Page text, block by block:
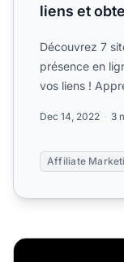
liens et
Découvrez 7
présence en
vos liens !
Dec 14, 2022 3
Affiliate
7 sources de